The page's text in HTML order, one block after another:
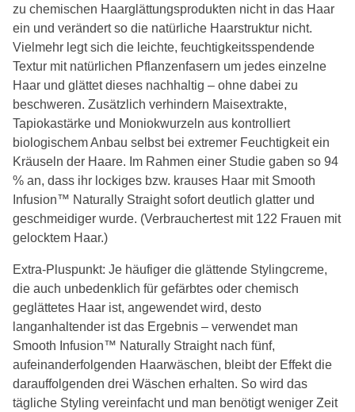
zu chemischen Haarglättungsprodukten nicht in das Haar
ein und verändert so die natürliche Haarstruktur nicht.
Vielmehr legt sich die leichte, feuchtigkeitsspendende
Textur mit natürlichen Pflanzenfasern um jedes einzelne
Haar und glättet dieses nachhaltig – ohne dabei zu
beschweren. Zusätzlich verhindern Maisextrakte,
Tapiokastärke und Moniokwurzeln aus kontrolliert
biologischem Anbau selbst bei extremer Feuchtigkeit ein
Kräuseln der Haare. Im Rahmen einer Studie gaben so 94
% an, dass ihr lockiges bzw. krauses Haar mit Smooth
Infusion™ Naturally Straight sofort deutlich glatter und
geschmeidiger wurde. (Verbrauchertest mit 122 Frauen mit
gelocktem Haar.)
Extra-Pluspunkt: Je häufiger die glättende Stylingcreme,
die auch unbedenklich für gefärbtes oder chemisch
geglättetes Haar ist, angewendet wird, desto
langanhaltender ist das Ergebnis – verwendet man
Smooth Infusion™ Naturally Straight nach fünf,
aufeinanderfolgenden Haarwäschen, bleibt der Effekt die
darauffolgenden drei Wäschen erhalten. So wird das
tägliche Styling vereinfacht und man benötigt weniger Zeit